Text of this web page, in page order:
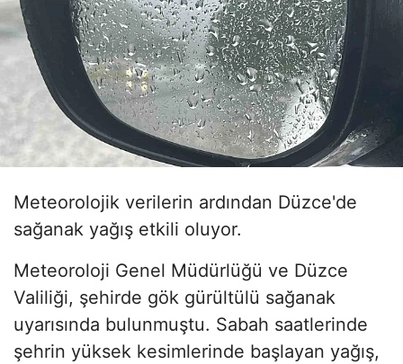
Meteorolojik verilerin ardından Düzce'de
sağanak yağış etkili oluyor.
Meteoroloji Genel Müdürlüğü ve Düzce
Valiliği, şehirde gök gürültülü sağanak
uyarısında bulunmuştu. Sabah saatlerinde
şehrin yüksek kesimlerinde başlayan yağış,